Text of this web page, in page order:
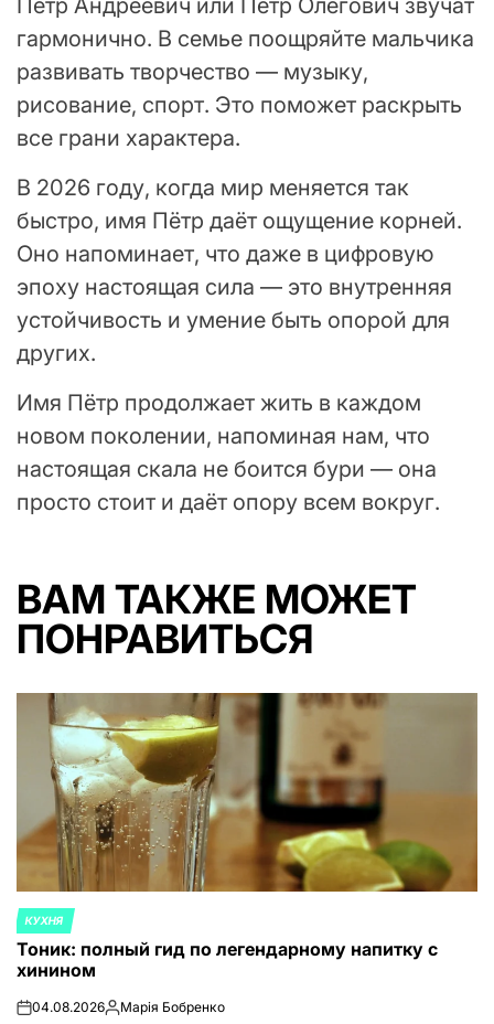
гармонично. В семье поощряйте мальчика
развивать творчество — музыку,
рисование, спорт. Это поможет раскрыть
все грани характера.
В 2026 году, когда мир меняется так
быстро, имя Пётр даёт ощущение корней.
Оно напоминает, что даже в цифровую
эпоху настоящая сила — это внутренняя
устойчивость и умение быть опорой для
других.
Имя Пётр продолжает жить в каждом
новом поколении, напоминая нам, что
настоящая скала не боится бури — она
просто стоит и даёт опору всем вокруг.
ВАМ ТАКЖЕ МОЖЕТ
ПОНРАВИТЬСЯ
ОПУБЛИКОВАНО
В
КУХНЯ
Тоник: полный гид по легендарному напитку с
хинином
on04.08.2026Запись
Марія Бобренко